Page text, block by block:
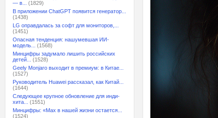
— в...
(1829)
В приложении ChatGPT появится генератор...
(1438)
LG оправдалась за софт для мониторов,...
(1451)
Опасная тенденция: нашумевшая ИИ-
модель...
(1568)
Минцифры задумало лишить российских
детей...
(1528)
Geely Monjaro выходит в премиум: в Китае...
(1527)
Руководитель Huawei рассказал, как Китай...
(1644)
Следующее крупное обновление для инди-
хита...
(1551)
Минцифры: «Max в нашей жизни остается...
(1524)